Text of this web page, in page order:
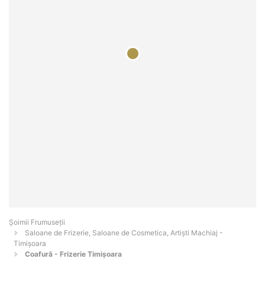
Șoimii Frumuseții
Saloane de Frizerie, Saloane de Cosmetica, Artiști Machiaj -
Timişoara
Coafură - Frizerie Timișoara